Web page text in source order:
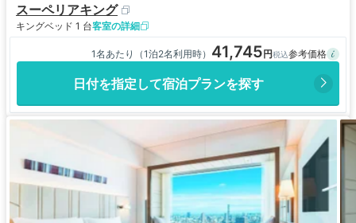
スーペリアキング
キングベッド 1 台客室の詳細
1名あたり（1泊2名利用時） 41,745
日付を指定して宿泊プランを探す